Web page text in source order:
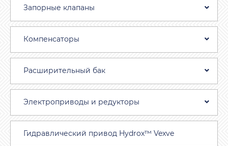
Запорные клапаны
Компенсаторы
Расширительный бак
Электроприводы и редукторы
Гидравлический привод Hydrox™ Vexve